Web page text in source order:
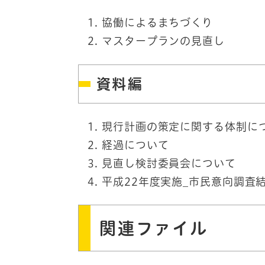
協働によるまちづくり
マスタープランの見直し
資料編
現行計画の策定に関する体制に
経過について
見直し検討委員会について
平成22年度実施_市民意向調査
関連ファイル